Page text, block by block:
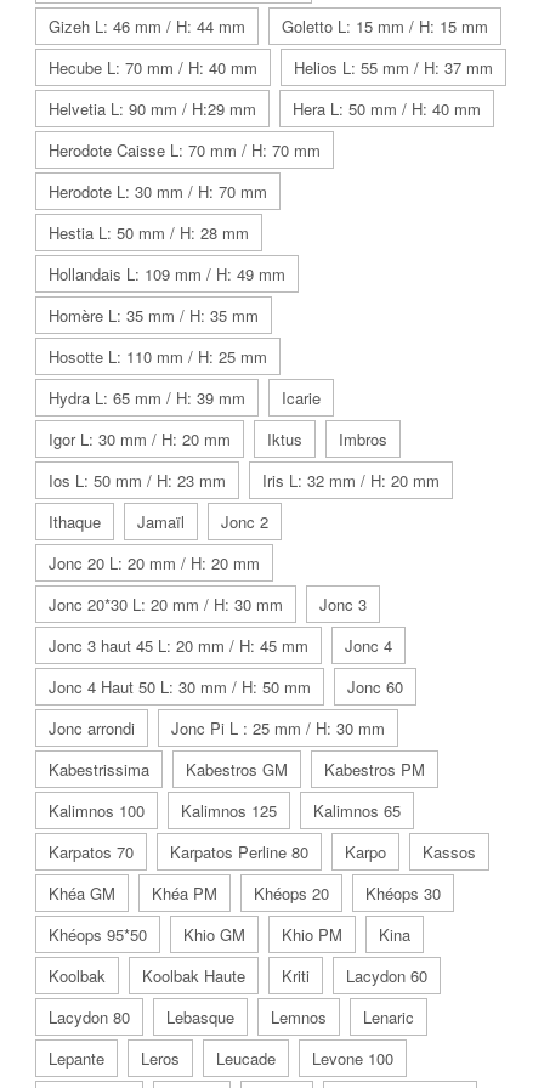
Gizeh L: 46 mm / H: 44 mm
Goletto L: 15 mm / H: 15 mm
Hecube L: 70 mm / H: 40 mm
Helios L: 55 mm / H: 37 mm
Helvetia L: 90 mm / H:29 mm
Hera L: 50 mm / H: 40 mm
Herodote Caisse L: 70 mm / H: 70 mm
Herodote L: 30 mm / H: 70 mm
Hestia L: 50 mm / H: 28 mm
Hollandais L: 109 mm / H: 49 mm
Homère L: 35 mm / H: 35 mm
Hosotte L: 110 mm / H: 25 mm
Hydra L: 65 mm / H: 39 mm
Icarie
Igor L: 30 mm / H: 20 mm
Iktus
Imbros
Ios L: 50 mm / H: 23 mm
Iris L: 32 mm / H: 20 mm
Ithaque
Jamaïl
Jonc 2
Jonc 20 L: 20 mm / H: 20 mm
Jonc 20*30 L: 20 mm / H: 30 mm
Jonc 3
Jonc 3 haut 45 L: 20 mm / H: 45 mm
Jonc 4
Jonc 4 Haut 50 L: 30 mm / H: 50 mm
Jonc 60
Jonc arrondi
Jonc Pi L : 25 mm / H: 30 mm
Kabestrissima
Kabestros GM
Kabestros PM
Kalimnos 100
Kalimnos 125
Kalimnos 65
Karpatos 70
Karpatos Perline 80 Karpo
Kassos
Khéa GM
Khéa PM Khéops 20
Khéops 30
Khéops 95*50
Khio GM Khio PM
Kina
Koolbak
Koolbak Haute Kriti
Lacydon 60
Lacydon 80
Lebasque Lemnos
Lenaric
Lepante
Leros Leucade
Levone 100